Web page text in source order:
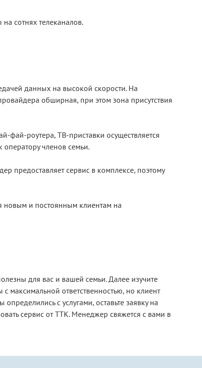
сотнях телеканалов.
данных на высокой скорости. На
обширная, при этом зона присутствия
фай-роутера, ТВ-приставки осуществляется
членов семьи.
предоставляет сервис в комплексе, поэтому
новым и постоянным клиентам на
для вас и вашей семьи. Далее изучите
максимальной ответственностью, но клиент
с услугами, оставьте заявку на
сервис от ТТК. Менеджер свяжется с вами в